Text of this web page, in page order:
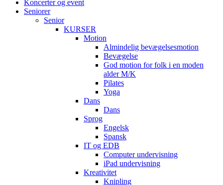
Koncerter og event
Seniorer
Senior
KURSER
Motion
Almindelig bevægelsesmotion
Bevægelse
God motion for folk i en moden
alder M/K
Pilates
Yoga
Dans
Dans
Sprog
Engelsk
Spansk
IT og EDB
Computer undervisning
iPad undervisning
Kreativitet
Knipling